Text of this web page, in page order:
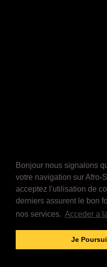
Bonjour nous signalons
votre navigation sur Afro-
acceptez l'utilisation de
derniers assurent le bon
nos services. Acceder a
Je